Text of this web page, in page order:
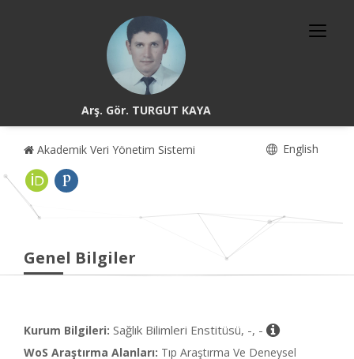
Arş. Gör. TURGUT KAYA
Akademik Veri Yönetim Sistemi English
Genel Bilgiler
Kurum Bilgileri: Sağlık Bilimleri Enstitüsü, -, -
WoS Araştırma Alanları: Tıp Araştırma Ve Deneysel